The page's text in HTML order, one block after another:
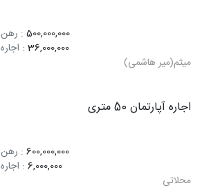
500,000,000 : رهن
36,000,000 : اجاره
میثم(میر هاشمی)
اجاره آپارتمان 50 متری
600,000,000 : رهن
6,000,000 : اجاره
محلاتی